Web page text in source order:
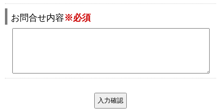
お問合せ内容※必須